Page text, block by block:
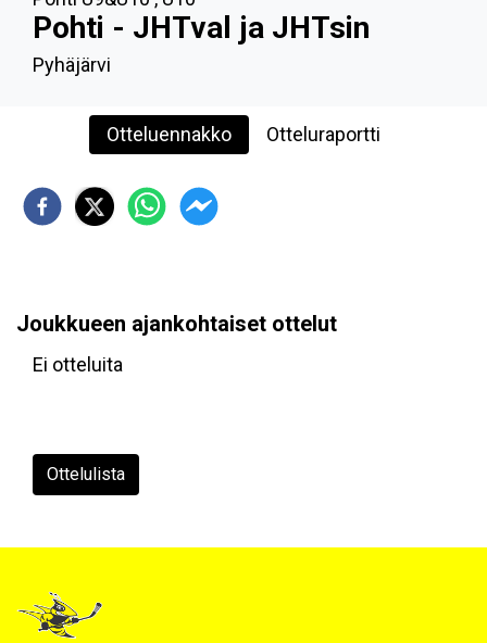
Pohti - JHTval ja JHTsin
Pyhäjärvi
Otteluennakko Otteluraportti
Joukkueen ajankohtaiset ottelut
Ei otteluita
Ottelulista